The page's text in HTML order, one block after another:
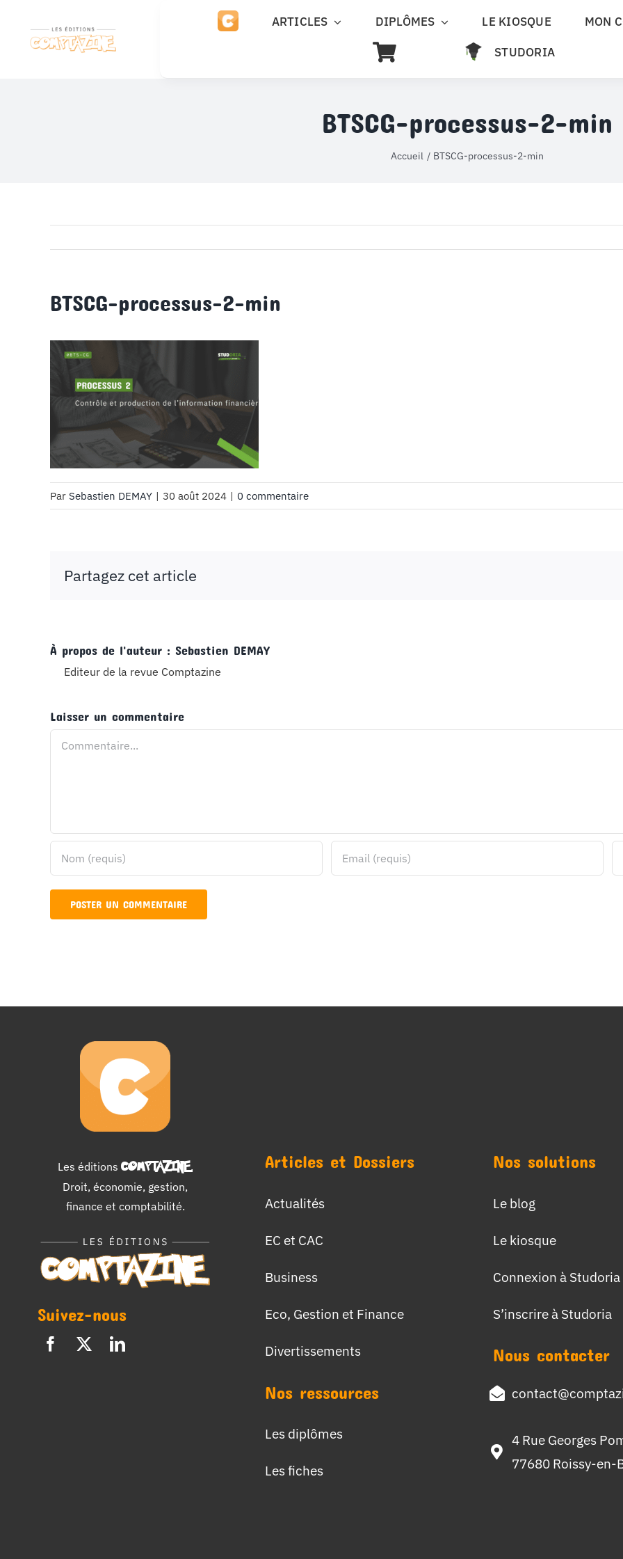
contenu
ARTICLES DIPLÔMES LE KIOSQUE
MON
STUDORIA
BTSCG-processus-2-min
Accueil BTSCG-processus-2-min
BTSCG-processus-2-min
Par Sebastien DEMAY | 30 août 2024 | 0 commentaire
Partagez cet article
À propos de l'auteur : Sebastien DEMAY
Editeur de la revue Comptazine
Laisser un commentaire
Commentaire
Les éditions COMPTAZINE.
Droit, économie, gestion,
finance et comptabilité.
Suivez-nous
Articles et Dossiers
Actualités
EC et CAC
Business
Eco, Gestion et Finance
Divertissements
Nos ressources
Les diplômes
Les fiches
Nos solutions
Le blog
Le kiosque
Connexion à Studoria
S’inscrire à Studoria
Nous contacter
4 Rue Georges
77680 Roissy-en-